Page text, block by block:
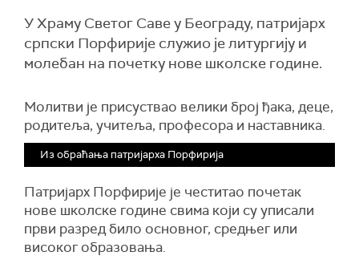
У Храму Светог Саве у Београду, патријарх
српски Порфирије служио је литургију и
молебан на почетку нове школске године.
Молитви је присуствао велики број ђака, деце,
родитеља, учитеља, професора и наставника.
Из обраћања патријарха Порфирија
Патријарх Порфирије је честитао почетак
нове школске године свима који су уписали
први разред било основног, средњег или
високог образовања.